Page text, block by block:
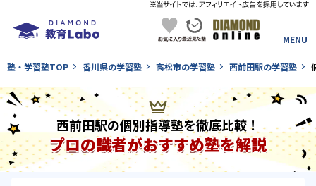
塾・学習塾TOP 香川県の学習塾 高松市の学習塾 西前田駅の学習塾
西前田駅の個別指導塾を徹底比較！
プロの識者がおすすめ塾を解説